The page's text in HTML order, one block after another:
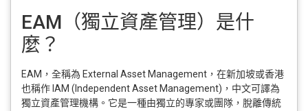
EAM（獨立資產管理）是什
麼？
EAM，全稱為 External Asset Management，在新加坡或香港
也稱作 IAM (Independent Asset Management)，中文可譯為
獨立資產管理機構。它是一種由獨立的專家或團隊，脫離傳統